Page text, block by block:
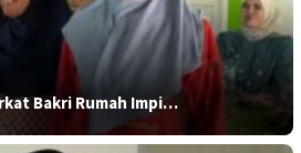
Bakri Rumah Impi…